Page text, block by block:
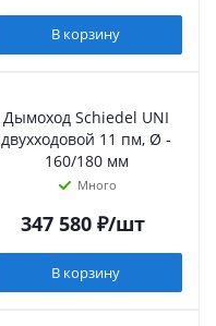
В корзину
Дымоход Schiedel UNI
двухходовой 11 пм, Ø -
160/180 мм
Много
347 580₽/шт
В корзину